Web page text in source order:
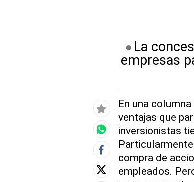
La
empresas
En una
ventajas que
inversionistas
compra de
empleados.